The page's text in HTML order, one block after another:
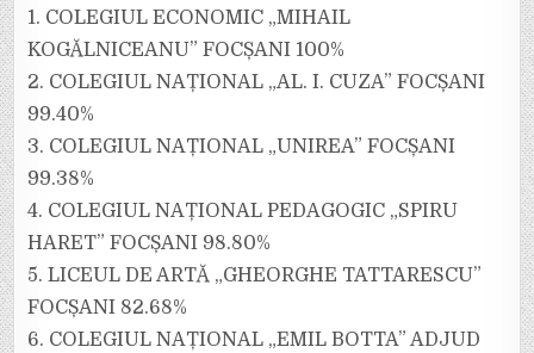
1. COLEGIUL ECONOMIC „MIHAIL
KOGĂLNICEANU” FOCȘANI 100%
2. COLEGIUL NAȚIONAL „AL. I. CUZA” FOCȘANI
99.40%
3. COLEGIUL NAȚIONAL „UNIREA” FOCȘANI
99.38%
4. COLEGIUL NAȚIONAL PEDAGOGIC „SPIRU
HARET” FOCȘANI 98.80%
5. LICEUL DE ARTĂ „GHEORGHE TATTARESCU”
FOCȘANI 82.68%
6. COLEGIUL NAȚIONAL „EMIL BOTTA” ADJUD